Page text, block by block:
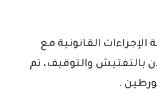
القانونية مع
بالتفتيش والتوقيف، تم
.